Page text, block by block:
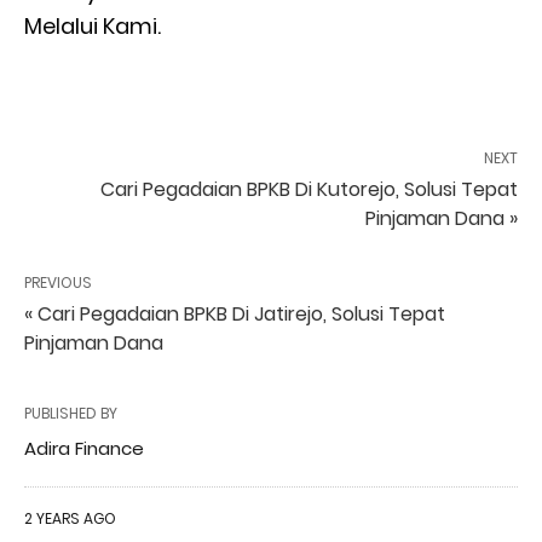
Melalui Kami.
NEXT
Cari Pegadaian BPKB Di Kutorejo, Solusi Tepat
Pinjaman Dana »
PREVIOUS
« Cari Pegadaian BPKB Di Jatirejo, Solusi Tepat
Pinjaman Dana
PUBLISHED BY
Adira Finance
2 YEARS AGO